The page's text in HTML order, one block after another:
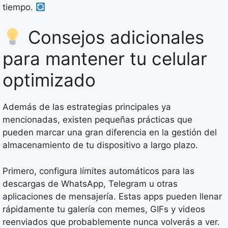
tiempo.
Consejos adicionales
para mantener tu celular
optimizado
Además de las estrategias principales ya
mencionadas, existen pequeñas prácticas que
pueden marcar una gran diferencia en la gestión del
almacenamiento de tu dispositivo a largo plazo.
Primero, configura límites automáticos para las
descargas de WhatsApp, Telegram u otras
aplicaciones de mensajería. Estas apps pueden llenar
rápidamente tu galería con memes, GIFs y videos
reenviados que probablemente nunca volverás a ver.